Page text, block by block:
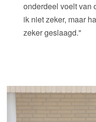
onderdeel voelt van
ik niet zeker, maar
zeker geslaagd."